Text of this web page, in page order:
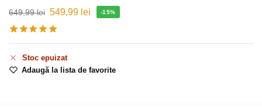
649,99lei 549,99 lei -15%
Stoc epuizat
Adaugă la lista de favorite